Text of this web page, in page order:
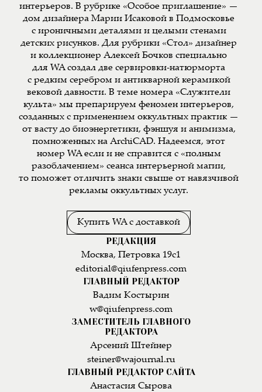
интерьеров. В рубрике «Особое приглашение» —
дом дизайнера Марии Исаковой в Подмосковье
с ироничными деталями и целыми стенами
детских рисунков. Для рубрики «Стол» дизайнер
и коллекционер Алексей Бочков специально
для WA создал две сервировки-натюрморта
с редким серебром и антикварной керамикой
вековой давности. В теме номера «Служители
культа» мы препарируем феномен интерьеров,
созданных с применением оккультных практик —
от васту до биоэнергетики, фэншуя и анимизма,
помноженных на ArchiCAD. Надеемся, этот
номер WA если и не справится с «полным
разоблачением» сеанса интерьерной магии,
то поможет отличить знаки свыше от навязчивой
рекламы оккультных услуг.
Купить WA с доставкой
РЕДАКЦИЯ
Москва, Петровка 19с1
editorial@qiufenpress.com
ГЛАВНЫЙ РЕДАКТОР
Вадим Костырин
w@qiufenpress.com
ЗАМЕСТИТЕЛЬ ГЛАВНОГО
РЕДАКТОРА
Арсений Штейнер
steiner@wajournal.ru
ГЛАВНЫЙ РЕДАКТОР САЙТА
Анастасия Сырова